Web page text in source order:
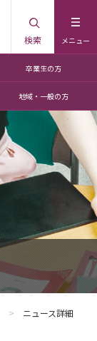
メニュー
検索
卒業生の方
地域・一般の方
ニュース詳細